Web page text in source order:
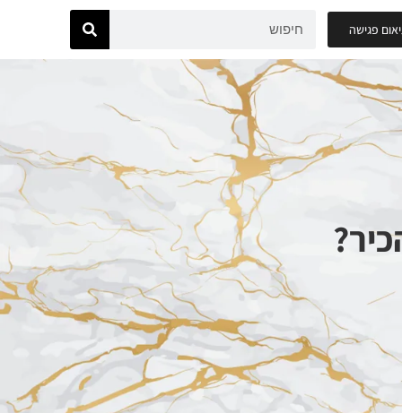
פגישה